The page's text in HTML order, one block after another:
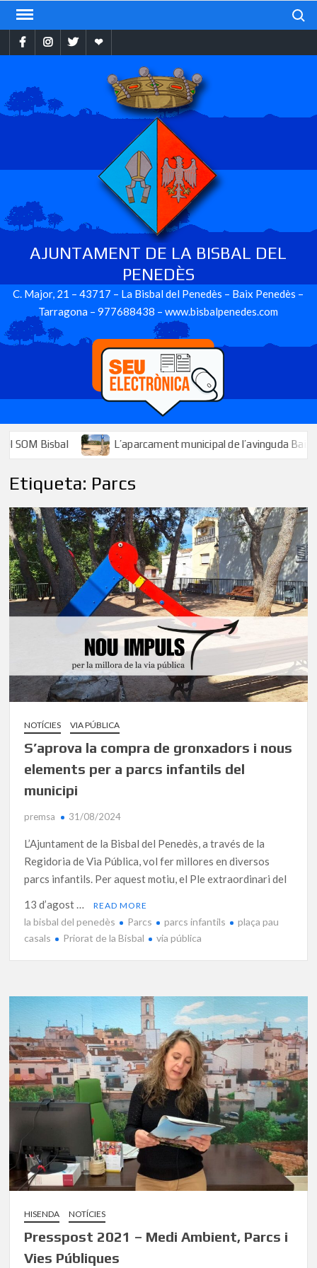
Skip
contentFacebookInstragram
TwitterEbando
AJUNTAMENT DE LA BISBAL DEL
PENEDÈS
C. Major, 21 – 43717 – La Bisbal del Penedès – Baix Penedès –
Tarragona – 977688438 – www.bisbalpenedes.com
Bisbal L’aparcament municipal de l’avinguda Baix
Etiqueta: Parcs
NOTÍCIES VIA PÚBLICA
S’aprova la compra de gronxadors i nous
elements per a parcs infantils del
municipi
premsa 31/08/2024
L’Ajuntament de la Bisbal del Penedès, a través de la
Regidoria de Via Pública, vol fer millores en diversos
parcs infantils. Per aquest motiu, el Ple extraordinari del
13 d’agost …
READ MORE
la bisbal del penedès Parcs parcs infantils
plaça pau
casals
Priorat de la Bisbal via pública
HISENDA NOTÍCIES
Presspost 2021 – Medi Ambient, Parcs i
Vies Públiques